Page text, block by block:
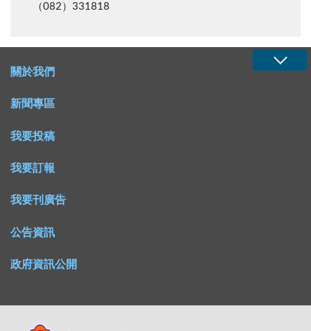
（082）331818
關於我們
新聞專區
我要投稿
我要訂報
我要刊廣告
公告資訊
政府資訊公開